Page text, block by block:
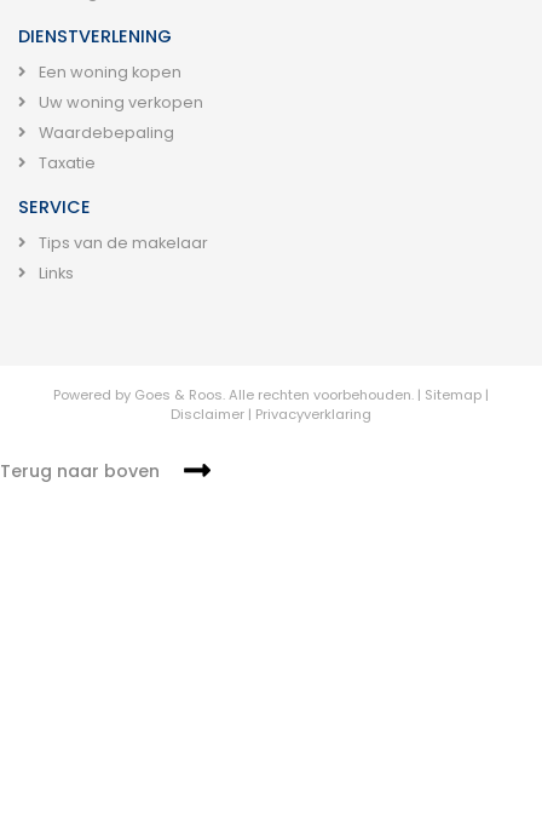
DIENSTVERLENING
Een woning kopen
Uw woning verkopen
Waardebepaling
Taxatie
SERVICE
Tips van de makelaar
Links
Powered by Goes & Roos.Alle rechten voorbehouden. | Sitemap |
Disclaimer | Privacyverklaring